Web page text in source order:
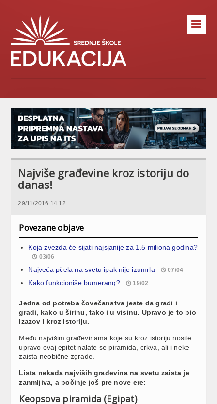
☰
Najviše građevine kroz istoriju do
danas!
29/11/2016 14:12
Povezane objave
Koja zvezda će sijati najsjanije za 1.5 miliona godina?
03/06
Najveća pčela na svetu ipak nije izumrla 07/04
Kako funkcioniše bumerang? 19/02
Jedna od potreba čovečanstva jeste da gradi i
gradi, kako u širinu, tako i u visinu. Upravo je to bio
izazov i kroz istoriju.
Među najvišim građevinama koje su kroz istoriju nosile
upravo ovaj epitet nalate se piramida, crkva, ali i neke
zaista neobične zgrade.
Lista nekada najviših građevina na svetu zaista je
zanmljiva, a počinje još pre nove ere:
Keopsova piramida (Egipat)